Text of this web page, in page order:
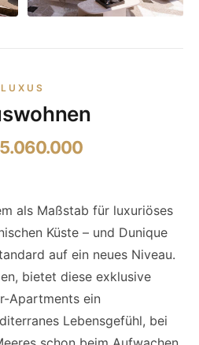
LUXUS
als Maßstab für luxuriöses
Küste – und Dunique
auf ein neues Niveau.
bietet diese exklusive
Apartments ein
Lebensgefühl, bei